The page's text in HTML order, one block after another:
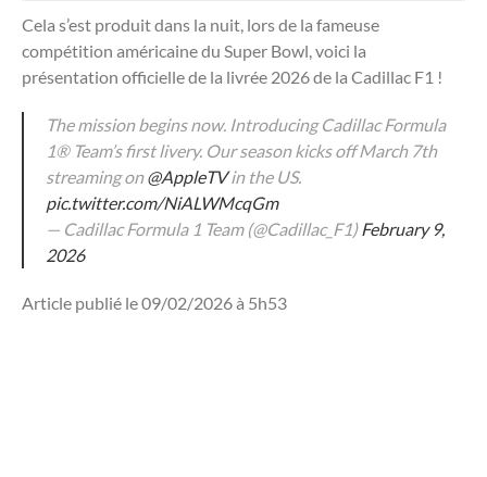
Cela s’est produit dans la nuit, lors de la fameuse
compétition américaine du Super Bowl, voici la
présentation officielle de la livrée 2026 de la Cadillac F1 !
The mission begins now. Introducing Cadillac Formula
1® Team’s first livery. Our season kicks off March 7th
streaming on@AppleTVin the US.
pic.twitter.com/NiALWMcqGm
— Cadillac Formula 1 Team (@Cadillac_F1)February 9,
2026
Article publié le 09/02/2026 à 5h53